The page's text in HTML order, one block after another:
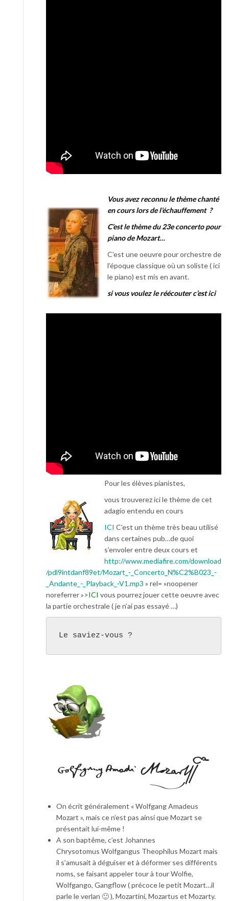
Vous avez reconnu le thème chanté
en cours lors de l’échauffement ?
C’est le thème du 23e concerto pour
piano de Mozart…
C’est une oeuvre pour orchestre de
l’époque classique où un soliste ( ici
le piano) est mis en avant.
si vous voulez le réécouter c’est ici
Pour les élèves pianistes,
vous trouverez ici le thème de cet
adagio entendu en cours
ICI C’est un thème très beau utilisé
dans certaines pub…de quoi
s’envoler entre deux cours et
http://www.mediafire.com/download
/pdl9intdanf89et/Mozart_-_Concerto_N%C2%B023_-
_Andante_-_Playback_-V1.mp3 » rel= »noopener
noreferrer »>ICI vous pourrez jouer cette oeuvre avec
la partie orchestrale ( je n’ai pas essayé …)
Le saviez-vous ?
On écrit généralement « Wolfgang Amadeus
Mozart », mais ce n’est pas ainsi que Mozart se
présentait lui-même !
A son baptême, c’est Johannes
Chrysotomus Wolfgangus Theophilus Mozart mais
il s’amusait à déguiser et à déformer ses différents
noms, se faisant appeler tour à tour Wolfie,
Wolfgango, Gangflow ( précoce le petit Mozart…il
parle le verlan 🙂 ), Mozartini, Mozartus et Mozarty.